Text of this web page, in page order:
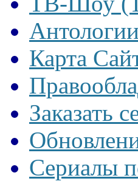
Карта
Заказать
Сериалы